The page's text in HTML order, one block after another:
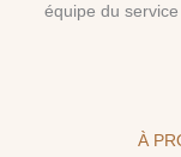
équipe du
À